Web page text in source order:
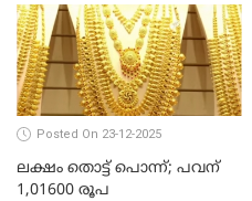
Posted On 23-12-2025
ലക്ഷം തൊട്ട് പൊന്ന്; പവന്
1,01600 രൂപ